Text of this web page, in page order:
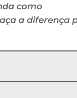
como
a diferença